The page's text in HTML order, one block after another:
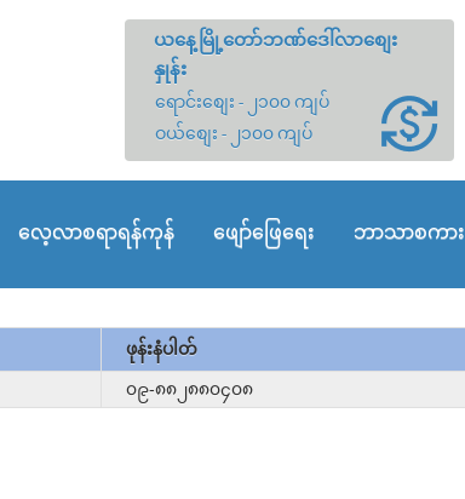
ယနေ့မြို့တော်ဘဏ်ဒေါ်လာစျေး
နှုန်း
ရောင်းစျေး - ၂၁၀၀ ကျပ်
ဝယ်စျေး - ၂၁၀၀ ကျပ်
လေ့လာစရာရန်ကုန် ဖျော်ဖြေရေး ဘာသာစကား
ဖုန်းနံပါတ်
၀၉-၈၈၂၈၈၀၄၀၈